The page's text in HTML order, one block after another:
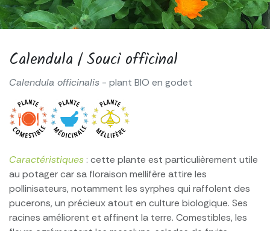
Calendula / Souci officinal
Calendula officinalis - plant BIO en godet
Caractéristiques : cette plante est particulièrement utile
au potager car sa floraison mellifère attire les
pollinisateurs, notamment les syrphes qui raffolent des
pucerons, un précieux atout en culture biologique. Ses
racines améliorent et affinent la terre. Comestibles, les